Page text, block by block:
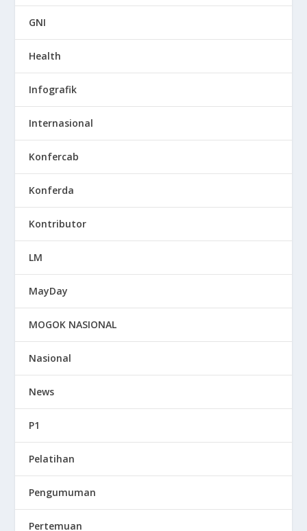
GNI
Health
Infografik
Internasional
Konfercab
Konferda
Kontributor
LM
MayDay
MOGOK NASIONAL
Nasional
News
P1
Pelatihan
Pengumuman
Pertemuan